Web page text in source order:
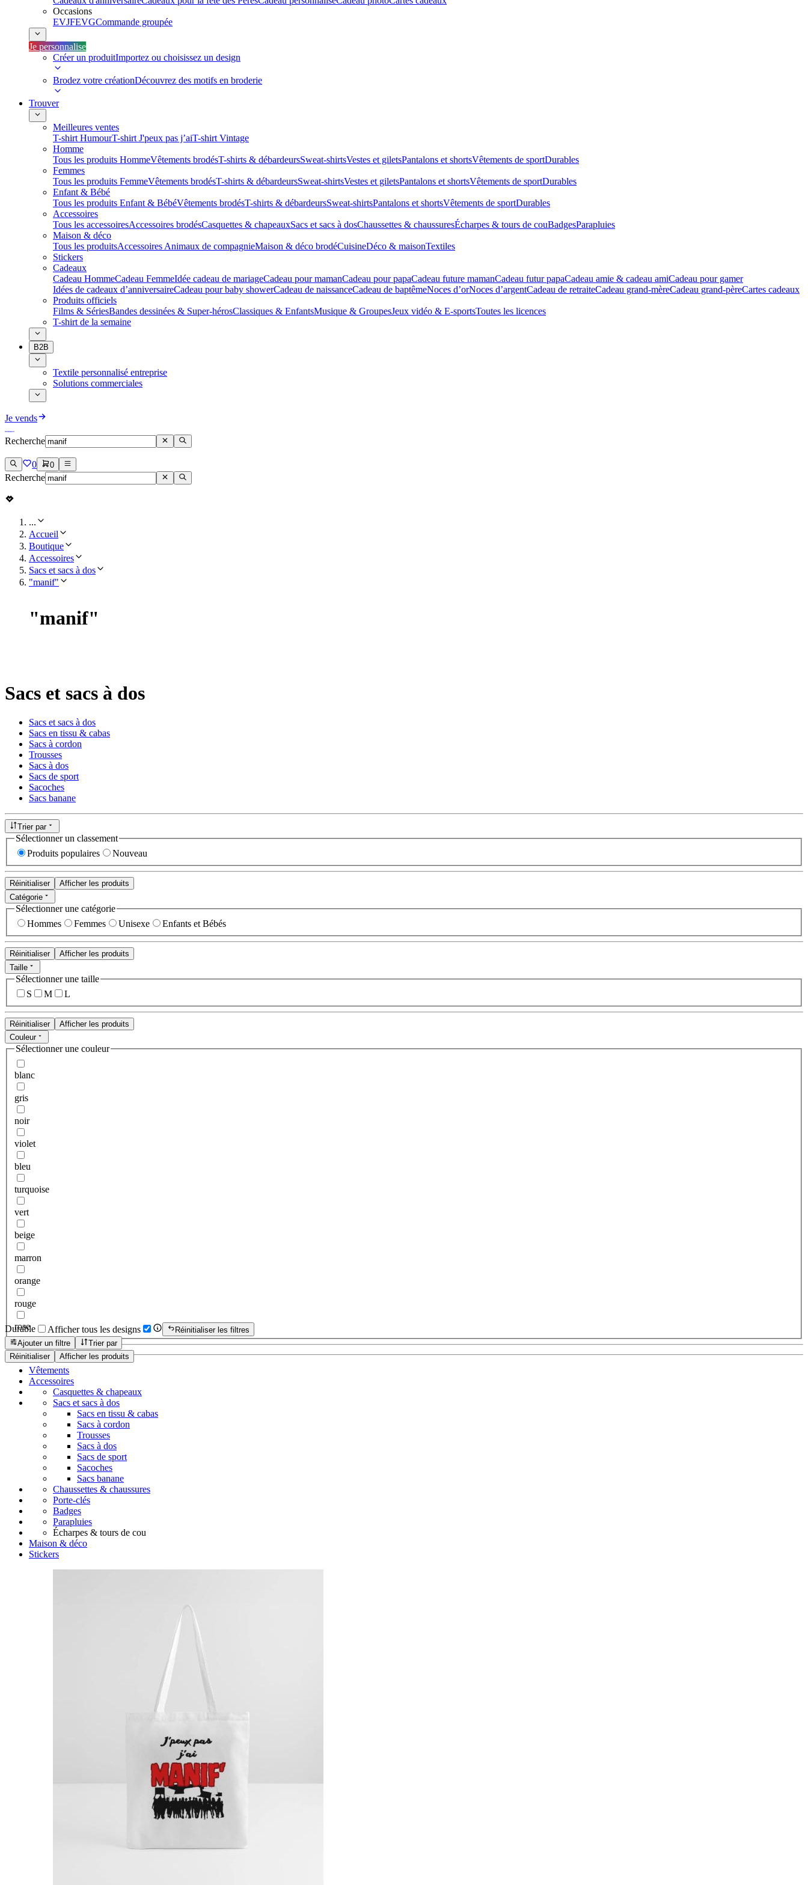
Occasions
EVJFEVGCommande groupée
Je personnalise
Créer un produitImportez ou choisissez un design
Brodez votre créationDécouvrez des motifs en broderie
Trouver
Meilleures ventes
T-shirt HumourT-shirt J'peux pas j’aiT-shirt Vintage
Homme
Tous les produits HommeVêtements brodésT-shirts & débardeursSweat-shirtsVestes et giletsPantalons et shortsVêtements de sportDurables
Femmes
Tous les produits FemmeVêtements brodésT-shirts & débardeursSweat-shirtsVestes et giletsPantalons et shortsVêtements de sportDurables
Enfant & Bébé
Tous les produits Enfant & BébéVêtements brodésT-shirts & débardeursSweat-shirtsPantalons et shortsVêtements de sportDurables
Accessoires
Tous les accessoiresAccessoires brodésCasquettes & chapeauxSacs et sacs à dosChaussettes & chaussuresÉcharpes & tours de couBadgesParapluies
Maison & déco
Tous les produitsAccessoires Animaux de compagnieMaison & déco brodéCuisineDéco & maisonTextiles
Stickers
Cadeaux
Cadeau HommeCadeau FemmeIdée cadeau de mariage​Cadeau pour mamanCadeau pour papaCadeau future mamanCadeau futur papaCadeau amie & cadeau amiCadeau pour gamer
Idées de cadeaux d’anniversaireCadeau pour baby showerCadeau de naissanceCadeau de baptêmeNoces d’orNoces d’argentCadeau de retraiteCadeau grand-mèreCadeau grand-pèreCartes cadeaux
Produits officiels
Films & SériesBandes dessinées & Super-hérosClassiques & EnfantsMusique & GroupesJeux vidéo & E-sportsToutes les licences
T-shirt de la semaine
B2B
Textile personnalisé entreprise
Solutions commerciales
Je vends
Recherche
0 0
Recherche
...
Accueil
Boutique
Accessoires
Sacs et sacs à dos
"manif"
"manif"
Sacs et sacs à dos
Sacs et sacs à dos
Sacs en tissu & cabas
Sacs à cordon
Trousses
Sacs à dos
Sacs de sport
Sacoches
Sacs banane
Trier par
Sélectionner un classement
Produits populaires
Nouveau
Réinitialiser
Afficher les produits
Catégorie
Sélectionner une catégorie
Hommes
Femmes Unisexe Enfants et Bébés
Réinitialiser
Afficher les produits
Taille
Sélectionner une taille
S
M L
Réinitialiser
Afficher les produits
Couleur
Sélectionner une couleur
blanc
gris
noir
violet
bleu
turquoise
vert
beige
marron
orange
rouge
rose
Réinitialiser Afficher les produits
Durable Afficher tous les designs
Réinitialiser les filtres
Ajouter un filtre
Trier par
Vêtements
Accessoires
Casquettes & chapeaux
Sacs et sacs à dos
Sacs en tissu & cabas
Sacs à cordon
Trousses
Sacs à dos
Sacs de sport
Sacoches
Sacs banane
Chaussettes & chaussures
Porte-clés
Badges
Parapluies
Écharpes & tours de cou
Maison & déco
Stickers